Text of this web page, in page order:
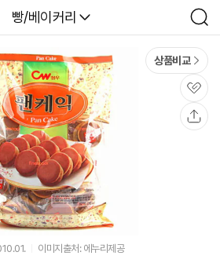
다나와
빵/베이커리
검
색
상품비교
관
심
이미지출처: 에누리제공